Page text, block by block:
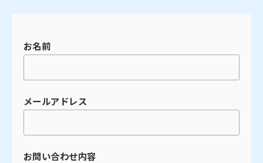
お名前
メールアドレス
お問い合わせ内容